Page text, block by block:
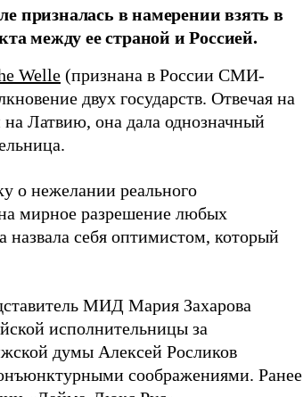
призналась в намерении взять в
между ее страной и Россией.
Welle (признана в России СМИ-
двух государств. Отвечая на
Латвию, она дала однозначный
о нежелании реального
мирное разрешение любых
себя оптимистом, который
МИД Мария Захарова
исполнительницы за
думы Алексей Росликов
соображениями. Ранее